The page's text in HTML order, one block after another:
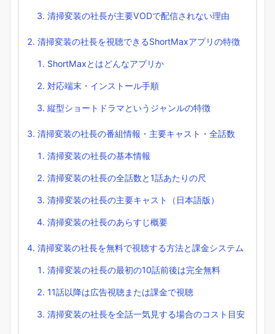
清掃変装の社長が主要VODで配信されない理由
清掃変装の社長を視聴できるShortMaxアプリの特徴
ShortMaxとはどんなアプリか
対応端末・インストール手順
縦型ショートドラマというジャンルの特徴
清掃変装の社長の番組情報・主要キャスト・全話数
清掃変装の社長の基本情報
清掃変装の社長の全話数と1話あたりの尺
清掃変装の社長の主要キャスト（日本語版）
清掃変装の社長のあらすじ概要
清掃変装の社長を無料で視聴する方法と課金システム
清掃変装の社長の最初の10話前後は完全無料
11話以降は広告視聴または課金で視聴
清掃変装の社長を全話一気見する場合のコスト目安